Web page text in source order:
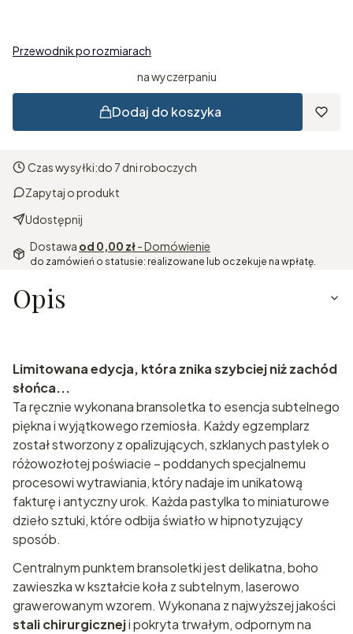
Przewodnik po rozmiarach
na wyczerpaniu
Dodaj do koszyka
Czas wysyłki:do 7 dni roboczych
Zapytaj o produkt
Udostępnij
Dostawa od 0,00 zł- Domówienie
do zamówień o statusie: realizowane lub oczekuje na wpłatę.
Opis
Limitowana edycja, która znika szybciej niż zachód
słońca...
Ta ręcznie wykonana bransoletka to esencja subtelnego
piękna i wyjątkowego rzemiosła. Każdy egzemplarz
został stworzony z opalizujących, szklanych pastylek o
różowozłotej poświacie – poddanych specjalnemu
procesowi wytrawiania, który nadaje im unikatową
fakturę i antyczny urok. Każda pastylka to miniaturowe
dzieło sztuki, które odbija światło w hipnotyzujący
sposób.
Centralnym punktem bransoletki jest delikatna, boho
zawieszka w kształcie koła z subtelnym, laserowo
grawerowanym wzorem. Wykonana z najwyższej jakości
stali chirurgiczneji pokryta trwałym, odpornym na